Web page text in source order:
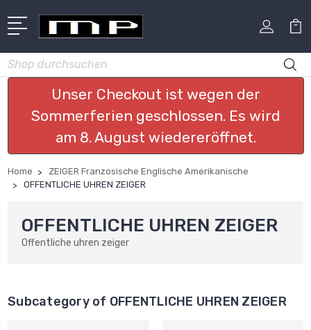
Suchen
Unser Checkout ist wegen der
Sommerferien geschlossen. Es wird
am 8. August wiedereröffnet.
Home
ZEIGER Franzosische Englische Amerikanische
OFFENTLICHE UHREN ZEIGER
OFFENTLICHE UHREN ZEIGER
Offentliche uhren zeiger
Subcategory of OFFENTLICHE UHREN ZEIGER